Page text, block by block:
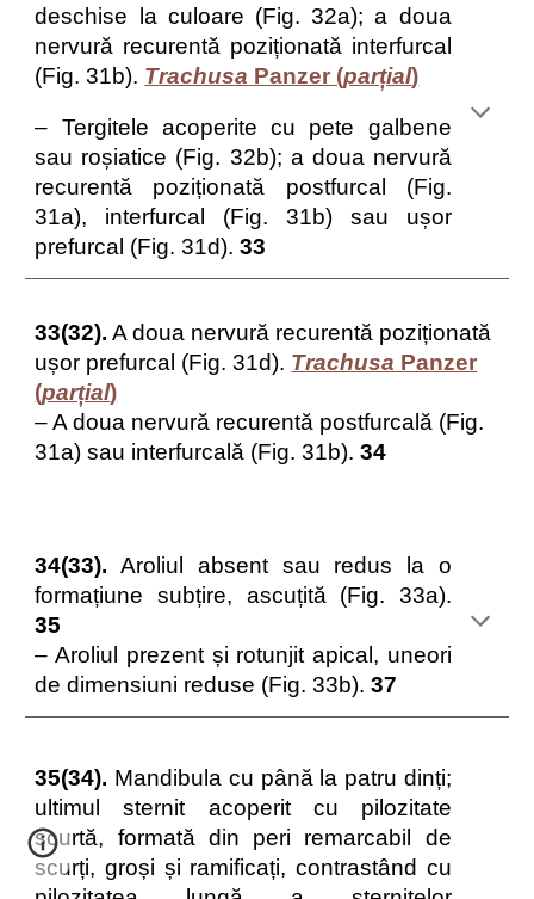
deschise la culoare (Fig. 32a); a doua
nervură recurentă poziționată interfurcal
(Fig. 31b). Trachusa Panzer (parțial)
– Tergitele acoperite cu pete galbene
sau roșiatice (Fig. 32b); a doua nervură
recurentă poziționată postfurcal (Fig.
31a), interfurcal (Fig. 31b) sau ușor
prefurcal (Fig. 31d).33
33(32). A doua nervură recurentă poziționată
ușor prefurcal (Fig. 31d). Trachusa Panzer
(parțial)
– A doua nervură recurentă postfurcală (Fig.
31a) sau interfurcală (Fig. 31b).34
34(33). Aroliul absent sau redus la o
formațiune subțire, ascuțită (Fig. 33a).
35
– Aroliul prezent și rotunjit apical, uneori
de dimensiuni reduse (Fig. 33b).37
35(34). Mandibula cu până la patru dinți;
ultimul sternit acoperit cu pilozitate
scurtă, formată din peri remarcabil de
scurți, groși și ramificați, contrastând cu